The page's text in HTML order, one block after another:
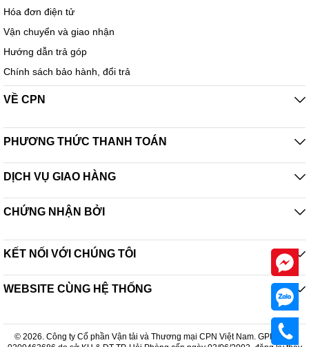
Dây
/ Chiều
Loại tháo rời / 1,5 m
thước
lượng
255 x 328 x 215mm / 3.7
Hệ thống toả nhiệt mạnh mẽ, đối lưu bao quang nồi từ trên xống
dưới giúp truyền nhiệt đồng nhất làm cơm chín đều, ngon ngọt
◆ Chế độ nấu đa dạng
Hóa đơn điện tử
Vận chuyển và giao nhận
Hướng dẫn trả góp
Chính sách bảo hành, đổi trả
VỀ CPN
PHƯƠNG THỨC THANH TOÁN
DỊCH VỤ GIAO HÀNG
CHỨNG NHẬN BỞI
KẾT NỐI VỚI CHÚNG TÔI
WEBSITE CÙNG HỆ THỐNG
© 2026. Công ty Cổ phần Vận tải và Thương mại CPN Việt Nam. GPDKKD: